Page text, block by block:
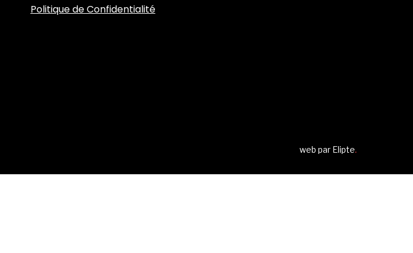
Politique de Confidentialité
web par Elipte.